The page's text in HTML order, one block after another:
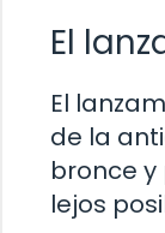
El
El
de la
bronce
lejos